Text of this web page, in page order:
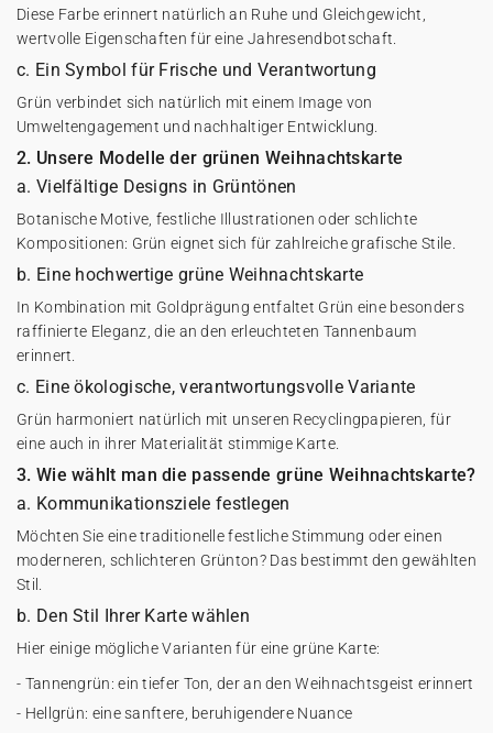
Diese Farbe erinnert natürlich an Ruhe und Gleichgewicht,
wertvolle Eigenschaften für eine Jahresendbotschaft.
c. Ein Symbol für Frische und Verantwortung
Grün verbindet sich natürlich mit einem Image von
Umweltengagement und nachhaltiger Entwicklung.
2. Unsere Modelle der grünen Weihnachtskarte
a. Vielfältige Designs in Grüntönen
Botanische Motive, festliche Illustrationen oder schlichte
Kompositionen: Grün eignet sich für zahlreiche grafische Stile.
b. Eine hochwertige grüne Weihnachtskarte
In Kombination mit Goldprägung entfaltet Grün eine besonders
raffinierte Eleganz, die an den erleuchteten Tannenbaum
erinnert.
c. Eine ökologische, verantwortungsvolle Variante
Grün harmoniert natürlich mit unseren Recyclingpapieren, für
eine auch in ihrer Materialität stimmige Karte.
3. Wie wählt man die passende grüne Weihnachtskarte?
a. Kommunikationsziele festlegen
Möchten Sie eine traditionelle festliche Stimmung oder einen
moderneren, schlichteren Grünton? Das bestimmt den gewählten
Stil.
b. Den Stil Ihrer Karte wählen
Hier einige mögliche Varianten für eine grüne Karte:
- Tannengrün: ein tiefer Ton, der an den Weihnachtsgeist erinnert
- Hellgrün: eine sanftere, beruhigendere Nuance